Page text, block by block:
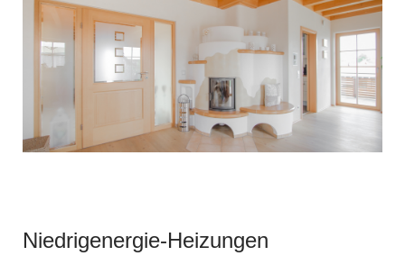
Niedrigenergie-Heizungen